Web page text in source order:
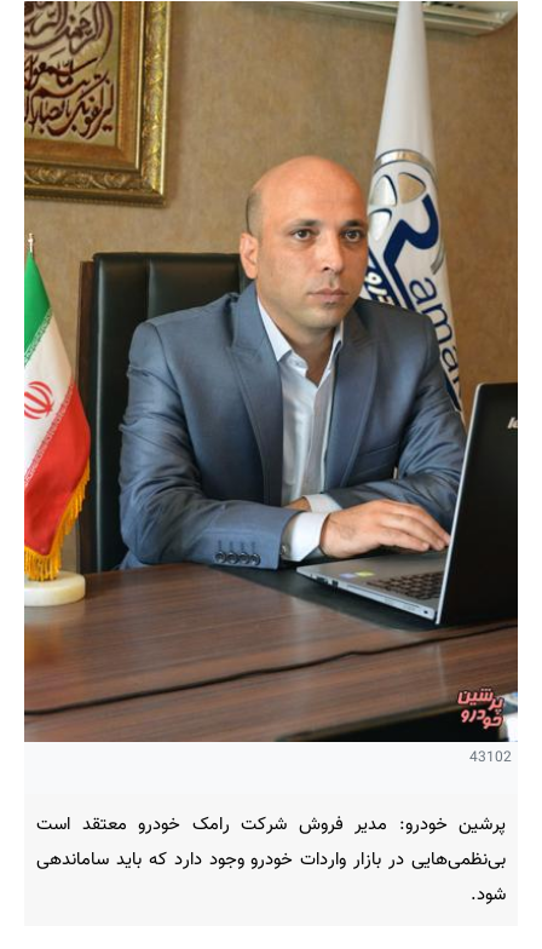
43102
پرشین خودرو: مدیر فروش شرکت رامک خودرو معتقد است
بی‌نظمی‌هایی در بازار واردات خودرو وجود دارد که باید ساماندهی
شود.